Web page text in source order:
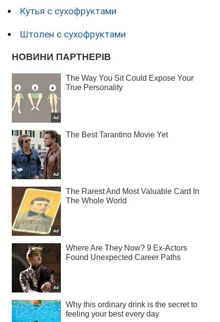
Кутья с сухофруктами
Штолен с сухофруктами